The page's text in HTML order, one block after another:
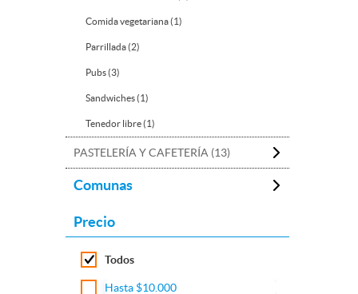
Comida vegetariana (1)
Parrillada (2)
Pubs (3)
Sandwiches (1)
Tenedor libre (1)
PASTELERÍA Y CAFETERÍA (13)
Comunas
Precio
Todos
Hasta $10.000